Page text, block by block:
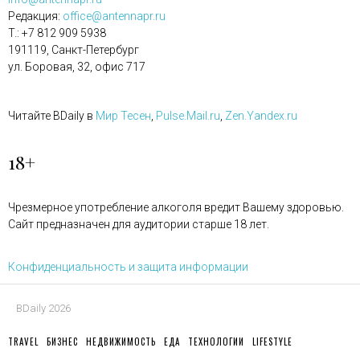
Редакция: office@antennapr.ru
T.: +7 812 909 5938
191119, Санкт-Петербург
ул. Боровая, 32, офис 717
Читайте BDaily в Мир Тесен Pulse.Mail.ru Zen.Yandex.ru
18+
Чрезмерное употребление алкоголя вредит Вашему здоровью.
Сайт предназначен для аудитории старше 18 лет.
Конфиденциальность и защита информации
BDaily 2026
TRAVEL БИЗНЕС НЕДВИЖИМОСТЬ ЕДА ТЕХНОЛОГИИ LIFESTYLE